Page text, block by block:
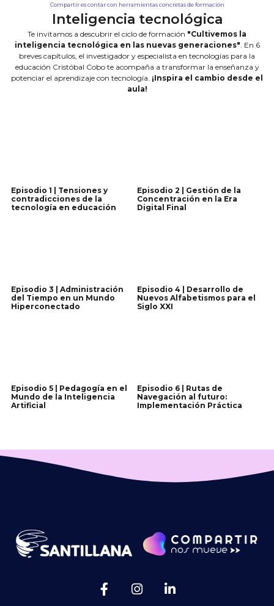
Compartir es contar con herramientas concretas de formación
Inteligencia tecnológica
Te invitamos a descubrir el ciclo de formación "Cultivemos la
inteligencia tecnológica en las nuevas generaciones". En 6
breves capítulos, el investigador y especialista en tecnologías para la
educación Cristóbal Cobo te acompaña a transformar la enseñanza y
potenciar el aprendizaje con tecnología. ¡Inspira el cambio desde el
aula!
Episodio 1 | Tensiones y
contradicciones de la
tecnología en educación
Episodio 2 | Gestión de la
Concentración en la Era
Digital Final
Episodio 3 | Administración
del Tiempo en un Mundo
Hiperconectado
Episodio 4 | Desarrollo de
Nuevos Alfabetismos para el
Siglo XXI
Episodio 5 | Pedagogía en el
Mundo de la Inteligencia
Artificial
Episodio 6 | Rutas de
Navegación al futuro:
Implementación Práctica